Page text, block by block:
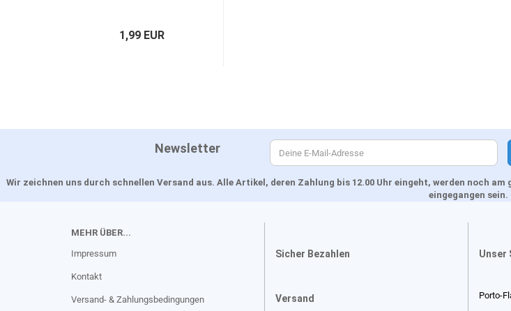
1,99 EUR
Newsletter
Wir zeichnen uns durch schnellen Versand aus. Alle Artikel, deren Zahlung bis 12.00 Uhr eingeht, werden noch
eingegangen sein.
MEHR ÜBER...
Impressum
Kontakt
Versand- & Zahlungsbedingungen
Sicher Bezahlen
Versand
Unser
Porto-